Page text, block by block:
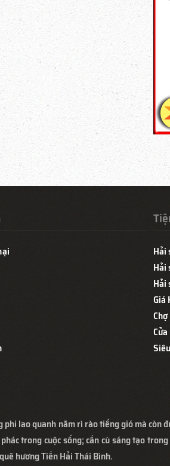
Hải
Hải
Hải
Giá
lao quanh năm rì rào tiếng gió mà còn
trong cuộc sống; cần cù sáng tạo
hương Tiền Hải Thái Bình.